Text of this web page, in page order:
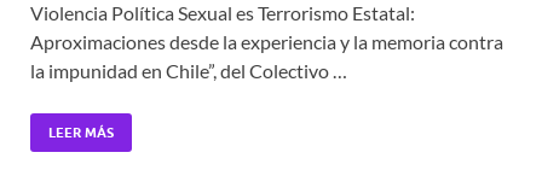
Violencia Política Sexual es Terrorismo Estatal:
Aproximaciones desde la experiencia y la memoria contra
la impunidad en Chile”, del Colectivo …
LEER MÁS